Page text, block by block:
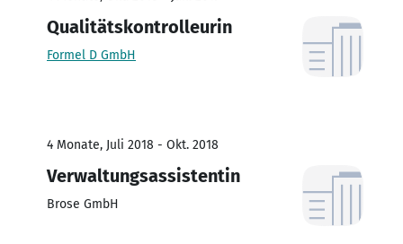
Qualitätskontrolleurin
Formel D GmbH
4 Monate, Juli 2018 - Okt. 2018
Verwaltungsassistentin
Brose GmbH